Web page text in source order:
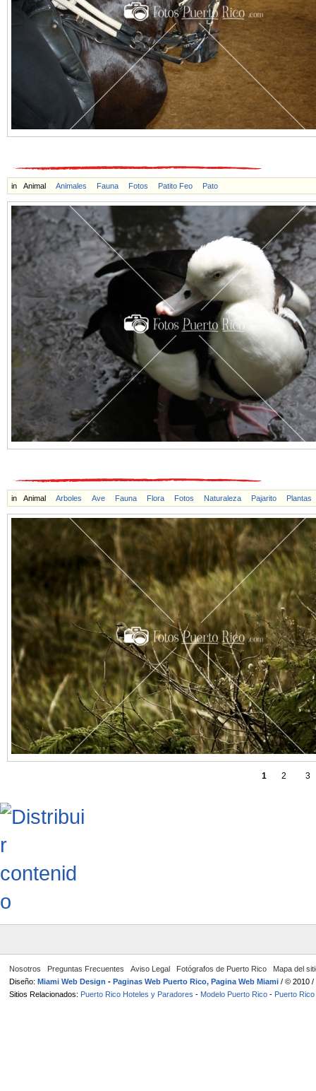
in Animal Animales Fauna Fotos Patito Feo Pato
in Animal Arboles Ave Fauna Flora Fotos Naturaleza Pajarito Plantas
1 2 3
Nosotros Preguntas Frecuentes Aviso Legal Fotógrafos de Puerto Rico
Mapa del
Diseño: Miami Web Design - Paginas Web Puerto Rico, Pagina Web Miami / © 2010 /
Sitios Relacionados: Puerto Rico Hoteles y Paradores - Modelo Puerto Rico - Puerto